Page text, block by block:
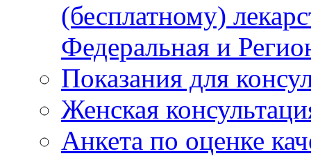
(бесплатному)
Федеральная и
Показания для
Женская
Анкета по оценке